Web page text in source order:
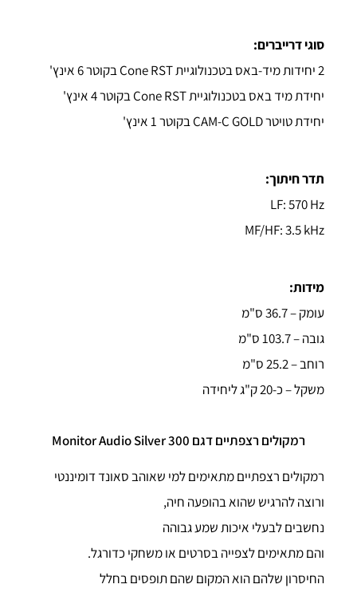
סוגי דרייברים:
2 יחידות מיד-באס בטכנולוגיית Cone RST בקוטר 6 אינץ'
יחידת מיד באס בטכנולוגיית Cone RST בקוטר 4 אינץ'
יחידת טויטר CAM-C GOLD בקוטר 1 אינץ'
תדר חיתוך:
LF: 570 Hz
MF/HF: 3.5 kHz
מידות:
עומק – 36.7 ס"מ
גובה – 103.7 ס"מ
רוחב – 25.2 ס"מ
משקל – כ-20 ק"ג ליחידה
רמקולים רצפתיים דגם Monitor Audio Silver 300
רמקולים רצפתיים מתאימים למי שאוהב סאונד דומיננטי
ורוצה להרגיש שהוא בהופעה חיה,
נחשבים לבעלי איכות שמע גבוהה
והם מתאימים לצפייה בסרטים או משחקי כדורגל.
החיסרון שלהם הוא המקום שהם תופסים בחלל